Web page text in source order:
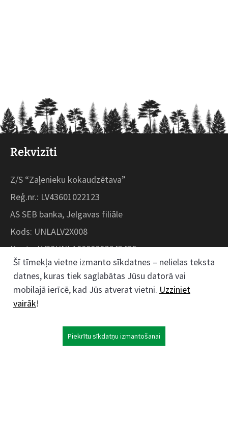
Rekvizīti
Z/S “Zaļenieku kokaudzētava”
Reģ.nr.: LV43601022123
AS SEB banka, Jelgavas filiāle
Kods: UNLALV2X008
Konts: LV28UNLA0008007643435
Kokaudzētavas iela 1, Zaļenieki, Zaļenieku
pagasts, Jelgavas novads, LV- 3011, Latvija
Šī tīmekļa vietne izmanto sīkdatnes – nelielas teksta
datnes, kuras tiek saglabātas Jūsu datorā vai
mobilajā ierīcē, kad Jūs atverat vietni. Uzziniet
vairāk!
Piekrītu sīkdatņu izmantošanai